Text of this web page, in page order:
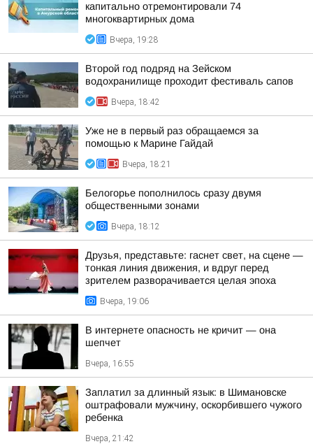
капитально отремонтировали 74
многоквартирных дома
Вчера, 19:28
Второй год подряд на Зейском
водохранилище проходит фестиваль сапов
Вчера, 18:42
Уже не в первый раз обращаемся за
помощью к Марине Гайдай
Вчера, 18:21
Белогорье пополнилось сразу двумя
общественными зонами
Вчера, 18:12
Друзья, представьте: гаснет свет, на сцене —
тонкая линия движения, и вдруг перед
зрителем разворачивается целая эпоха
Вчера, 19:06
В интернете опасность не кричит — она
шепчет
Вчера, 16:55
Заплатил за длинный язык: в Шимановске
оштрафовали мужчину, оскорбившего чужого
ребенка
Вчера, 21:42